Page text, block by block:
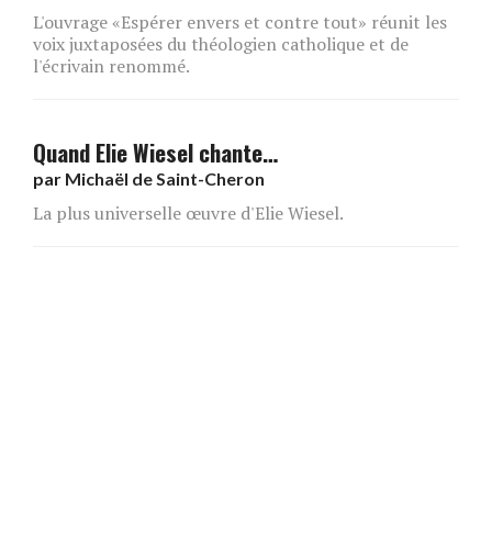
L'ouvrage «Espérer envers et contre tout» réunit les
voix juxtaposées du théologien catholique et de
l'écrivain renommé.
Quand Elie Wiesel chante…
par Michaël de Saint-Cheron
La plus universelle œuvre d'Elie Wiesel.